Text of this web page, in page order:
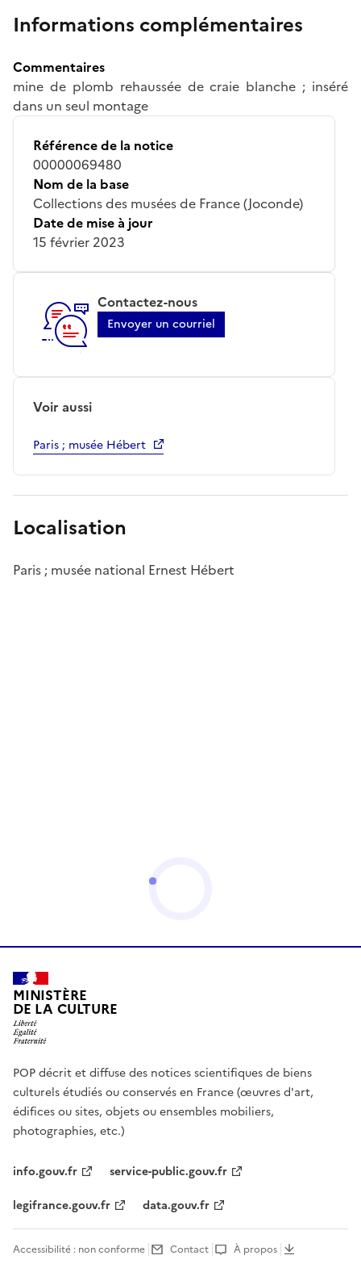
Informations complémentaires
Commentaires
mine de plomb rehaussée de craie blanche ; inséré
dans un seul montage
Référence de la notice
00000069480
Nom de la base
Collections des musées de France (Joconde)
Date de mise à jour
15 février 2023
Contactez-nous
Envoyer un courriel
Voir aussi
Paris ; musée Hébert
Localisation
Paris ; musée national Ernest Hébert
MINISTÈRE
DE LA CULTURE
POP décrit et diffuse des notices scientifiques de biens
culturels étudiés ou conservés en France (œuvres d'art,
édifices ou sites, objets ou ensembles mobiliers,
photographies, etc.)
info.gouv.fr
service-public.gouv.fr
legifrance.gouv.fr
data.gouv.fr
Accessibilité : non conforme Contact À propos